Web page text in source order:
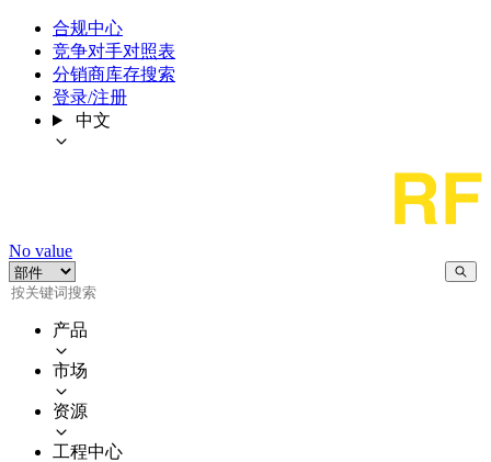
合规中心
竞争对手对照表
分销商库存搜索
登录/注册
中文
No value
产品
市场
资源
工程中心